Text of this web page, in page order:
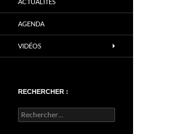
AGENDA
VIDÉOS
RECHERCHER :
Rechercher :